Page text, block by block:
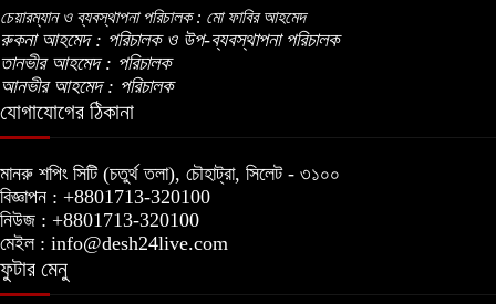
চেয়ারম্যান ও ব্যবস্থাপনা পরিচালক : মো ফাবির আহমেদ
রুকনা আহমেদ : পরিচালক ও উপ-ব্যবস্থাপনা পরিচালক
তানভীর আহমেদ : পরিচালক
আনভীর আহমেদ : পরিচালক
যোগাযোগের ঠিকানা
মানরু শপিং সিটি (চতুর্থ তলা), চৌহাট্রা, সিলেট - ৩১০০
বিজ্ঞাপন : +8801713-320100
নিউজ : +8801713-320100
মেইল : info@desh24live.com
ফুটার মেনু